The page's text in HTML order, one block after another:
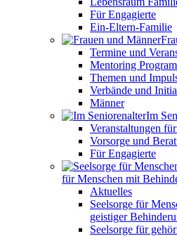
Für Engagierte
Ein-Eltern-Familie
Termine und
Mentoring
Themen und
Verbände und
Männer
Im
Veranstaltungen
Vorsorge und
Für Engagierte
für Menschen mit
Aktuelles
Seelsorge für
geistiger
Seelsorge für